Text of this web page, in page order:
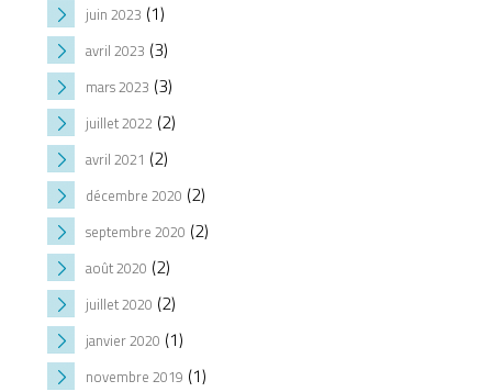
juin 2023 (1)
avril 2023 (3)
mars 2023 (3)
juillet 2022 (2)
avril 2021 (2)
décembre 2020 (2)
septembre 2020 (2)
août 2020 (2)
juillet 2020 (2)
janvier 2020 (1)
novembre 2019 (1)